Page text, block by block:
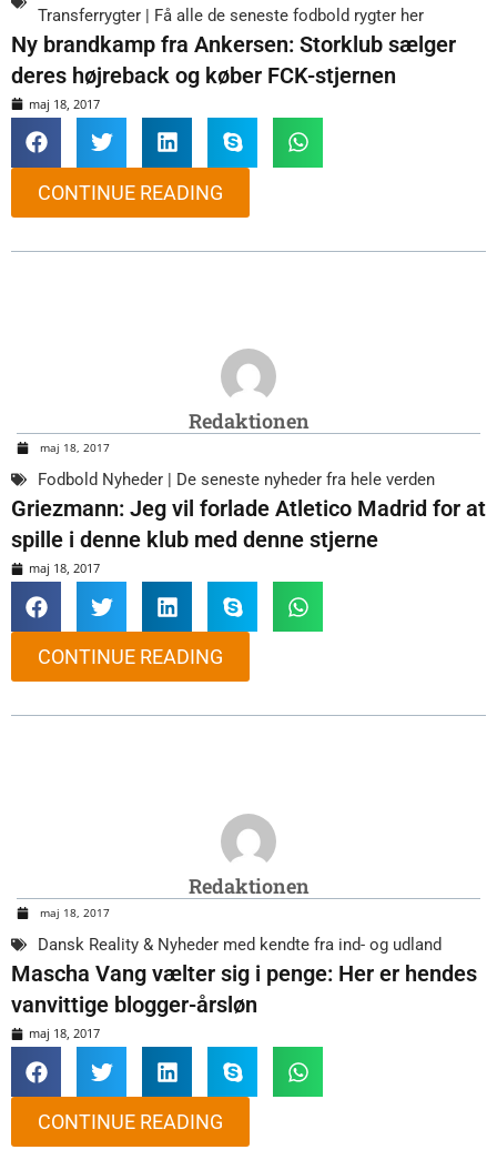
Transferrygter | Få alle de seneste fodbold rygter her
Ny brandkamp fra Ankersen: Storklub sælger
deres højreback og køber FCK-stjernen
maj 18, 2017
CONTINUE READING
Redaktionen
maj 18, 2017
Fodbold Nyheder | De seneste nyheder fra hele verden
Griezmann: Jeg vil forlade Atletico Madrid for at
spille i denne klub med denne stjerne
maj 18, 2017
CONTINUE READING
Redaktionen
maj 18, 2017
Dansk Reality & Nyheder med kendte fra ind- og udland
Mascha Vang vælter sig i penge: Her er hendes
vanvittige blogger-årsløn
maj 18, 2017
CONTINUE READING